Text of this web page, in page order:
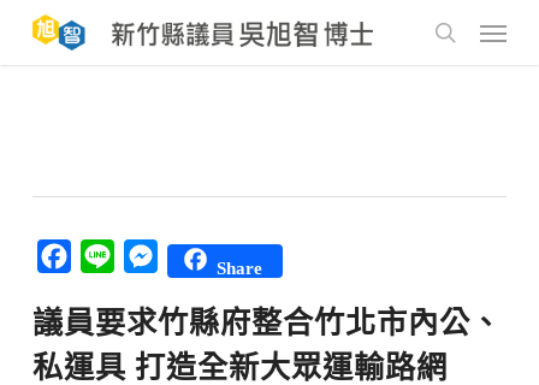
main
Menu
Facebook
Line Messenger
Share
議員要求竹縣府整合竹北市內公、
私運具 打造全新大眾運輸路網